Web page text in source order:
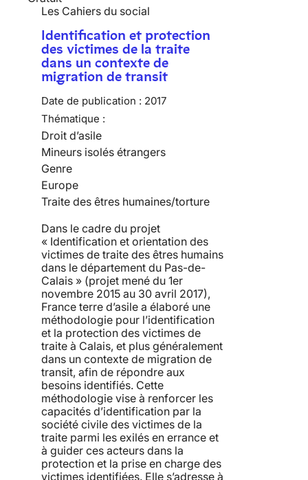
Les Cahiers du social
Identification et protection
des victimes de la traite
dans un contexte de
migration de transit
Date de publication : 2017
Thématique :
Droit d’asile
Mineurs isolés étrangers
Genre
Europe
Traite des êtres humaines/torture
Dans le cadre du projet
« Identification et orientation des
victimes de traite des êtres humains
dans le département du Pas-de-
Calais » (projet mené du 1er
novembre 2015 au 30 avril 2017),
France terre d’asile a élaboré une
méthodologie pour l’identification
et la protection des victimes de
traite à Calais, et plus généralement
dans un contexte de migration de
transit, afin de répondre aux
besoins identifiés. Cette
méthodologie vise à renforcer les
capacités d’identification par la
société civile des victimes de la
traite parmi les exilés en errance et
à guider ces acteurs dans la
protection et la prise en charge des
victimes identifiées. Elle s’adresse à